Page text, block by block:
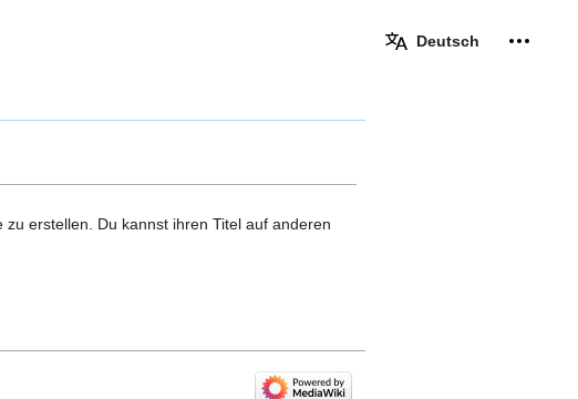
Deutsch
erstellen. Du kannst ihren Titel auf anderen